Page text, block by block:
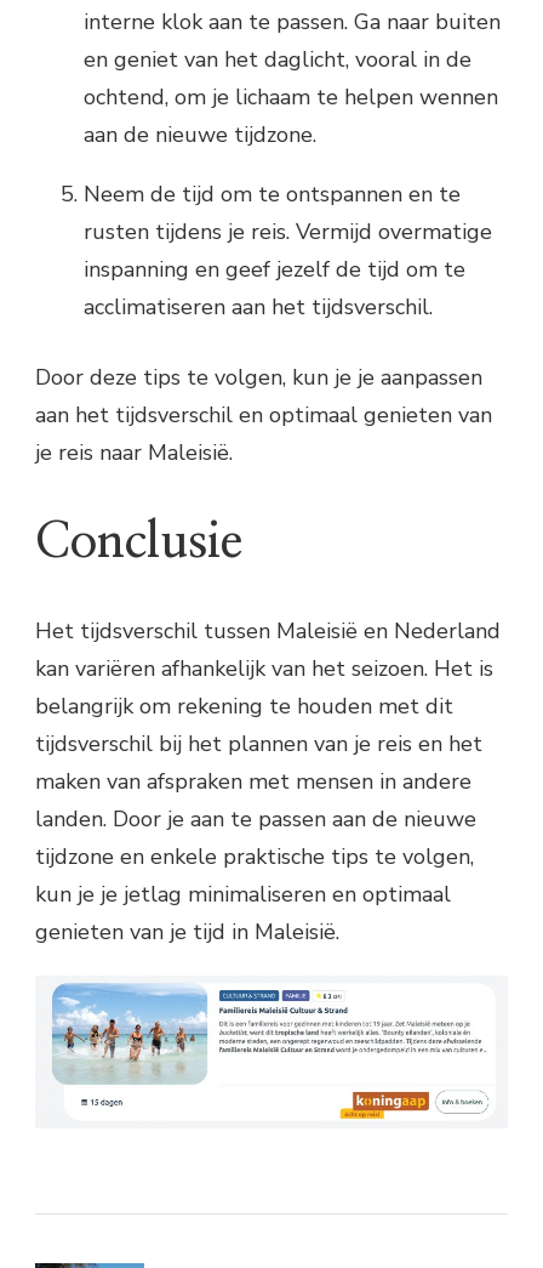
interne klok aan te passen. Ga naar buiten
en geniet van het daglicht, vooral in de
ochtend, om je lichaam te helpen wennen
aan de nieuwe tijdzone.
Neem de tijd om te ontspannen en te
rusten tijdens je reis. Vermijd overmatige
inspanning en geef jezelf de tijd om te
acclimatiseren aan het tijdsverschil.
Door deze tips te volgen, kun je je aanpassen
aan het tijdsverschil en optimaal genieten van
je reis naar Maleisië.
Conclusie
Het tijdsverschil tussen Maleisië en Nederland
kan variëren afhankelijk van het seizoen. Het is
belangrijk om rekening te houden met dit
tijdsverschil bij het plannen van je reis en het
maken van afspraken met mensen in andere
landen. Door je aan te passen aan de nieuwe
tijdzone en enkele praktische tips te volgen,
kun je je jetlag minimaliseren en optimaal
genieten van je tijd in Maleisië.